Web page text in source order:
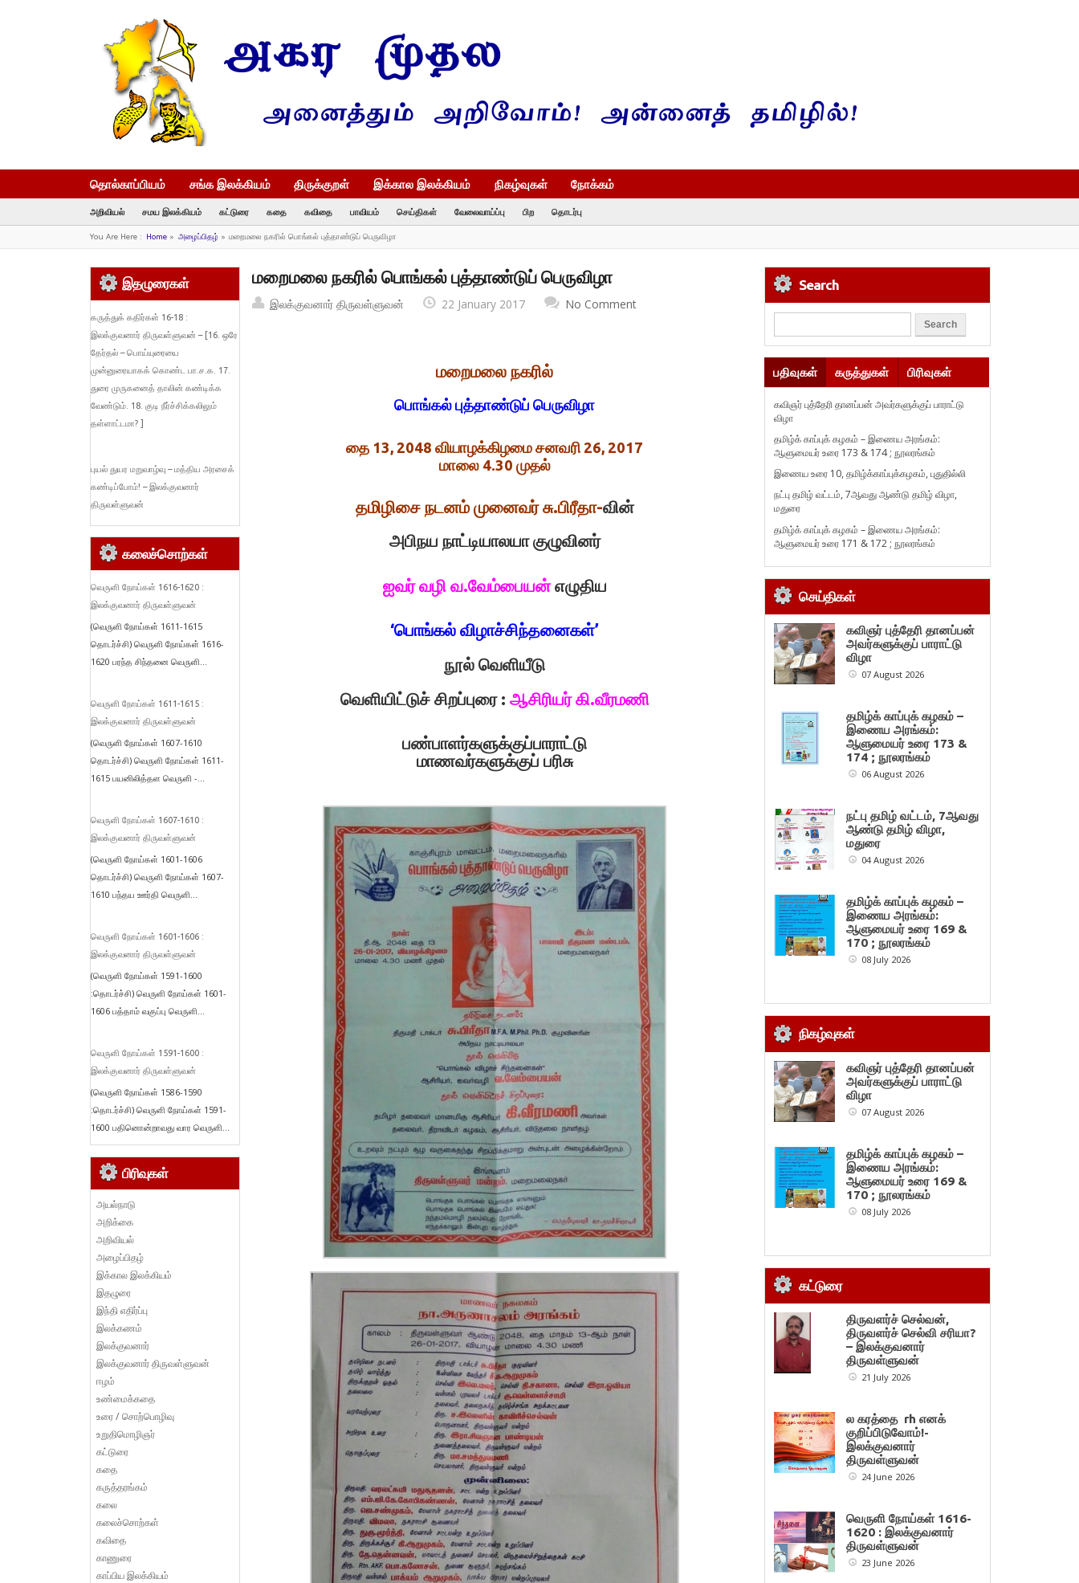
தொல்காப்பியம் சங்க இலக்கியம் திருக்குறள் இக்கால இலக்கியம் நிகழ்வுகள் நோக்கம்
அறிவியல் சமய இலக்கியம் கட்டுரை கதை கவிதை பாவியம் செய்திகள் வேலைவாய்ப்பு பிற தொடர்பு
You Are Here : Home» அழைப்பிதழ் » மறைமலை நகரில் பொங்கல் புத்தாண்டுப் பெருவிழா
மறைமலை நகரில் பொங்கல் புத்தாண்டுப் பெருவிழா
இலக்குவனார் திருவள்ளுவன் 22 January 2017 No Comment
மறைமலை நகரில்
பொங்கல் புத்தாண்டுப் பெருவிழா
தை 13, 2048 வியாழக்கிழமை சனவரி 26, 2017
மாலை 4.30 முதல்
தமிழிசை நடனம் முனைவர் சு.பிரீதா-வின்
அபிநய நாட்டியாலயா குழுவினர்
ஐவர் வழி வ.வேம்பையன்எழுதிய
‘பொங்கல் விழாச்சிந்தனைகள்’
நூல் வெளியீடு
வெளியிட்டுச் சிறப்புரை : ஆசிரியர் கி.வீரமணி
பண்பாளர்களுக்குப்பாராட்டு
மாணவர்களுக்குப் பரிசு
இதழுரைகள்
கருத்துக் கதிர்கள் 16-18 :
இலக்குவனார் திருவள்ளுவன் – [16. ஒரே
தேர்தல் – பொய்யுரையை
முன்னுரையாகக் கொண்ட பா.ச.க. 17.
துரை முருகனைத் தாலின் கண்டிக்க
வேண்டும். 18. குடி நீர்ச்சிக்கலிலும்
தள்ளாட்டமா? ]
புயல் துயர மறுவாழ்வு – மத்திய அரசைக்
கண்டிப்போம்! – இலக்குவனார்
திருவள்ளுவன்
கலைச்சொற்கள்
வெருளி நோய்கள் 1616-1620 :
இலக்குவனார் திருவள்ளுவன்
(வெருளி நோய்கள் 1611-1615
தொடர்ச்சி) வெருளி நோய்கள் 1616-
1620 பரந்த சிந்தனை வெருளி...
வெருளி நோய்கள் 1611-1615 :
இலக்குவனார் திருவள்ளுவன்
(வெருளி நோய்கள் 1607-1610
தொடர்ச்சி) வெருளி நோய்கள் 1611-
1615 பயனிலித்தள வெருளி -...
வெருளி நோய்கள் 1607-1610 :
இலக்குவனார் திருவள்ளுவன்
(வெருளி நோய்கள் 1601-1606
தொடர்ச்சி) வெருளி நோய்கள் 1607-
1610 பந்தய ஊர்தி வெருளி...
வெருளி நோய்கள் 1601-1606 :
இலக்குவனார் திருவள்ளுவன்
(வெருளி நோய்கள் 1591-1600
:தொடர்ச்சி) வெருளி நோய்கள் 1601-
1606 பத்தாம் வகுப்பு வெருளி...
வெருளி நோய்கள் 1591-1600 :
இலக்குவனார் திருவள்ளுவன்
(வெருளி நோய்கள் 1586-1590
:தொடர்ச்சி) வெருளி நோய்கள் 1591-
1600 பதினொன்றாவது வார வெருளி...
பிரிவுகள்
அயல்நாடு
அறிக்கை
அறிவியல்
அழைப்பிதழ்
இக்கால இலக்கியம்
இதழுரை
இந்தி எதிர்ப்பு
இலக்கணம்
இலக்குவனார்
இலக்குவனார் திருவள்ளுவன்
ஈழம்
உண்மைக்கதை
உரை / சொற்பொழிவு
உறுதிமொழிஞர்
கட்டுரை
கதை
கருத்தரங்கம்
கலை
கலைச்சொற்கள்
கவிதை
காணுரை
காப்பிய இலக்கியம்
Search
பதிவுகள் கருத்துகள் பிரிவுகள்
கவிஞர் புத்தேரி தானப்பன் அவர்களுக்குப் பாராட்டு
விழா
தமிழ்க் காப்புக் கழகம் – இணைய அரங்கம்:
ஆளுமையர் உரை 173 & 174 ; நூலரங்கம்
இணைய உரை 10, தமிழ்க்காப்புக்கழகம், புதுதில்லி
நட்பு தமிழ் வட்டம், 7ஆவது ஆண்டு தமிழ் விழா,
மதுரை
தமிழ்க் காப்புக் கழகம் – இணைய அரங்கம்:
ஆளுமையர் உரை 171 & 172 ; நூலரங்கம்
செய்திகள்
கவிஞர் புத்தேரி தானப்பன்
அவர்களுக்குப் பாராட்டு
விழா
07 August 2026
தமிழ்க் காப்புக் கழகம் –
இணைய அரங்கம்:
ஆளுமையர் உரை 173 &
174 ; நூலரங்கம்
06 August 2026
நட்பு தமிழ் வட்டம், 7ஆவது
ஆண்டு தமிழ் விழா,
மதுரை
04 August 2026
தமிழ்க் காப்புக் கழகம் –
இணைய அரங்கம்:
ஆளுமையர் உரை 169 &
170 ; நூலரங்கம்
08 July 2026
நிகழ்வுகள்
கவிஞர் புத்தேரி தானப்பன்
அவர்களுக்குப் பாராட்டு
விழா
07 August 2026
தமிழ்க் காப்புக் கழகம் –
இணைய அரங்கம்:
ஆளுமையர் உரை 169 &
170 ; நூலரங்கம்
08 July 2026
கட்டுரை
திருவளர்ச் செல்வன்,
திருவளர்ச் செல்வி சரியா?
– இலக்குவனார்
திருவள்ளுவன்
21 July 2026
ல கரத்தை rh எனக்
குறிப்பிடுவோம்!-
இலக்குவனார்
திருவள்ளுவன்
24 June 2026
வெருளி நோய்கள் 1616-
1620 : இலக்குவனார்
திருவள்ளுவன்
23 June 2026